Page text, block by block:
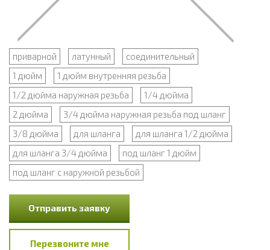
приварной латунный
соединительный
1 дюйм
1 дюйм внутренняя резьба
1/2 дюйма наружная резьба
1/4 дюйма
2 дюйма
3/4 дюйма наружная резьба под шланг
3/8 дюйма
для шланга
для шланга 1/2 дюйма
для шланга 3/4 дюйма
под шланг 1 дюйм
под шланг с наружной резьбой
Отправить заявку
Перезвоните мне